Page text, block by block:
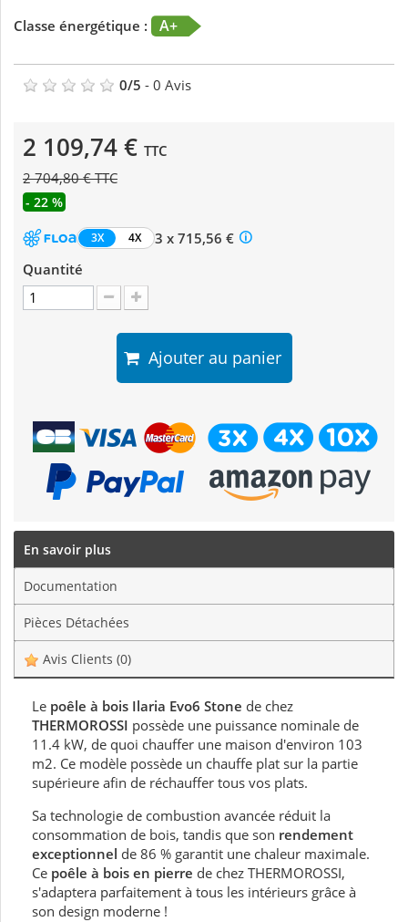
Classe énergétique :
A+
0/5 - 0 Avis
2 109,74 € TTC
2 704,80 € TTC
- 22 %
3X 4X
3 x 715,56 €
Quantité
Ajouter au panier
En savoir plus
Documentation
Pièces Détachées
Avis Clients (0)
Le poêle à bois Ilaria Evo6 Stone de chez
THERMOROSSI possède une puissance nominale de
11.4 kW, de quoi chauffer une maison d'environ 103
m2. Ce modèle possède un chauffe plat sur la partie
supérieure afin de réchauffer tous vos plats.
Sa technologie de combustion avancée réduit la
consommation de bois, tandis que son rendement
exceptionnel de 86 % garantit une chaleur maximale.
Ce poêle à bois en pierre de chez THERMOROSSI,
s'adaptera parfaitement à tous les intérieurs grâce à
son design moderne !